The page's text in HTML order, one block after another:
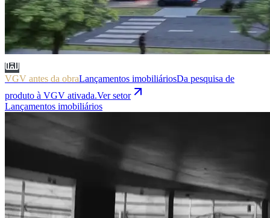
VGV antes da obraLançamentos imobiliáriosDa pesquisa de
produto à VGV ativada.Ver setor
Lançamentos imobiliários